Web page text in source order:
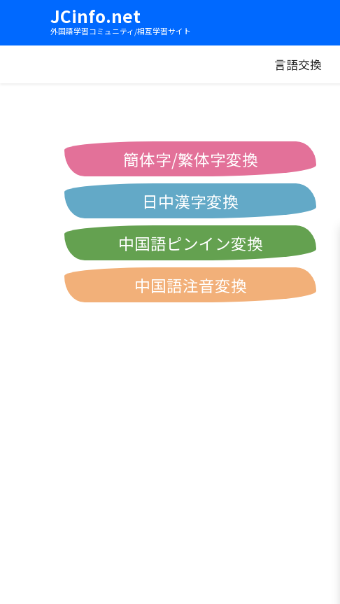
JCinfo.net
外国語学習コミュニティ/相互学習サイト
言語交換
簡体字/繁体字変換
日中漢字変換
中国語ピンイン変換
中国語注音変換